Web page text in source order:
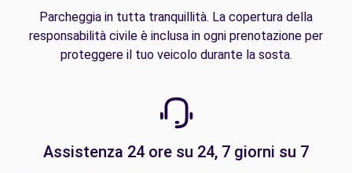
Parcheggia in tutta tranquillità. La copertura della
responsabilità civile è inclusa in ogni prenotazione per
proteggere il tuo veicolo durante la sosta.
Assistenza 24 ore su 24, 7 giorni su 7